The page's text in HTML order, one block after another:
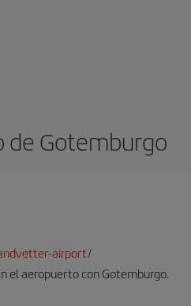
de Gotemburgo
airport/
el aeropuerto con Gotemburgo.